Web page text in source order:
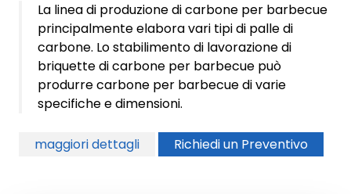
La linea di produzione di carbone per barbecue
principalmente elabora vari tipi di palle di
carbone. Lo stabilimento di lavorazione di
briquette di carbone per barbecue può
produrre carbone per barbecue di varie
specifiche e dimensioni.
maggiori dettagli Richiedi un Preventivo